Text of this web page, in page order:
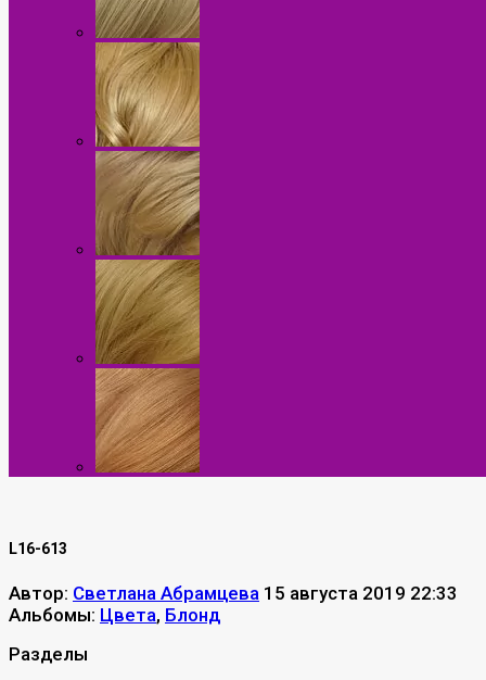
L16-613
Автор: Светлана Абрамцева 15 августа 2019 22:33
Альбомы: Цвета, Блонд
Разделы